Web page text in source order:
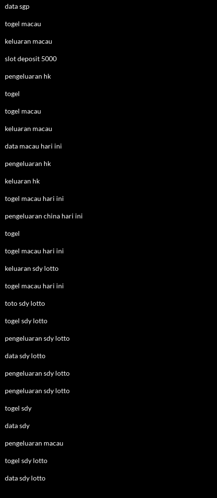
data sgp
togel macau
keluaran macau
slot deposit 5000
pengeluaran hk
togel
togel macau
keluaran macau
data macau hari ini
pengeluaran hk
keluaran hk
togel macau hari ini
pengeluaran china hari ini
togel
togel macau hari ini
keluaran sdy lotto
togel macau hari ini
toto sdy lotto
togel sdy lotto
pengeluaran sdy lotto
data sdy lotto
pengeluaran sdy lotto
pengeluaran sdy lotto
togel sdy
data sdy
pengeluaran macau
togel sdy lotto
data sdy lotto